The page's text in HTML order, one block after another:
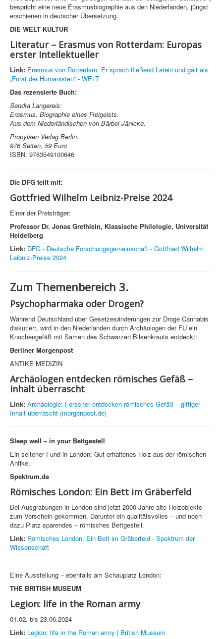
bespricht eine neue Erasmusbiographie aus den Niederlanden, jüngst
erschienen in deutscher Übersetzung.
DIE WELT KULTUR
Literatur – Erasmus von Rotterdam: Europas
erster Intellektueller
Link: Erasmus von Rotterdam: Er sprach fließend Latein und galt als
„Fürst der Humanisten“ - WELT
Das rezensierte Buch:
Sandra Langereis:
Erasmus. Biographie eines Freigeists.
Aus dem Niederländischen von Bärbel Jänicke.
Propyläen Verlag Berlin.
976 Seiten, 59 Euro
ISBN: 9783549100646
Die DFG teilt mit:
Gottfried Wilhelm Leibniz-Preise 2024
Einer der Preisträger:
Professor Dr. Jonas Grethlein, Klassische Philologie, Universität
Heidelberg
Link: DFG - Deutsche Forschungsgemeinschaft - Gottfried Wilhelm
Leibniz-Preise 2024
Zum Themenbereich 3.
Psychopharmaka oder Drogen?
Während Deutschland über Gesetzesänderungen zur Droge Cannabis
diskutiert, wird in den Niederlanden durch Archäologen der FU ein
Knochengefäß mit Samen des Schwarzen Bilsenkrauts entdeckt:
Berliner Morgenpost
ANTIKE MEDIZIN
Archäologen entdecken römisches Gefäß –
Inhalt überrascht
Link: Archäologie: Forscher entdecken römisches Gefäß – giftiger
Inhalt überrascht (morgenpost.de)
Sleep well – in your Bettgestell
Ein seltener Fund in London: Gut erhaltenes Holz aus der römischen
Antike.
Spektrum.de
Römisches London: Ein Bett im Gräberfeld
Bei Ausgrabungen in London sind jetzt 2000 Jahre alte Holzobjekte
zum Vorschein gekommen. Darunter ein qualitätsvolles – und noch
dazu Platz sparendes – römisches Bettgestell.
Link: Römisches London: Ein Bett im Gräberfeld - Spektrum der
Wissenschaft
Eine Ausstellung – ebenfalls am Schauplatz London:
THE BRITISH MUSEUM
Legion: life in the Roman army
01.02. bis 23.06.2024
Link: Legion: life in the Roman army | British Museum